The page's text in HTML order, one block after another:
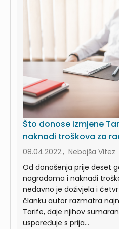
Što donose izmjene
naknadi troškova za
08.04.2022., Nebojša Vitez
Od donošenja prije deset
nagradama i naknadi
nedavno je doživjela i
članku autor razmatra
Tarife, daje njihov
uspoređuje s prija...